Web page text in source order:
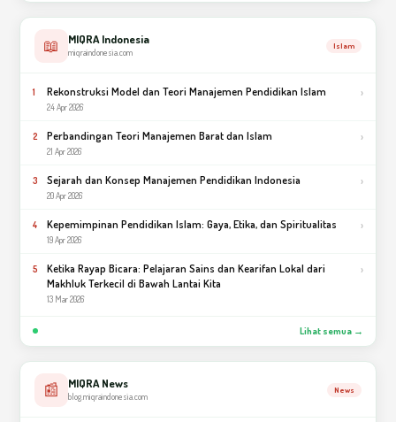
📖 MIQRA Indonesia
miqraindonesia.com
Islam
1 Rekonstruksi Model dan Teori Manajemen Pendidikan Islam
24 Apr 2026
›
2 Perbandingan Teori Manajemen Barat dan Islam
21 Apr 2026
›
3 Sejarah dan Konsep Manajemen Pendidikan Indonesia
20 Apr 2026
›
4 Kepemimpinan Pendidikan Islam: Gaya, Etika, dan Spiritualitas
19 Apr 2026
›
5
Ketika Rayap Bicara: Pelajaran Sains dan Kearifan Lokal dari
Makhluk Terkecil di Bawah Lantai Kita
13 Mar 2026
›
Lihat semua →
📰 MIQRA News
blog.miqraindonesia.com
News